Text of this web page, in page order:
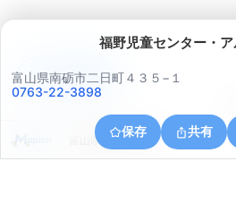
福野児童センター・
富山県南砺市二日町４３５−１
0763-22-3898
保存 共有
富山県南砺市野尻
アプリで見る